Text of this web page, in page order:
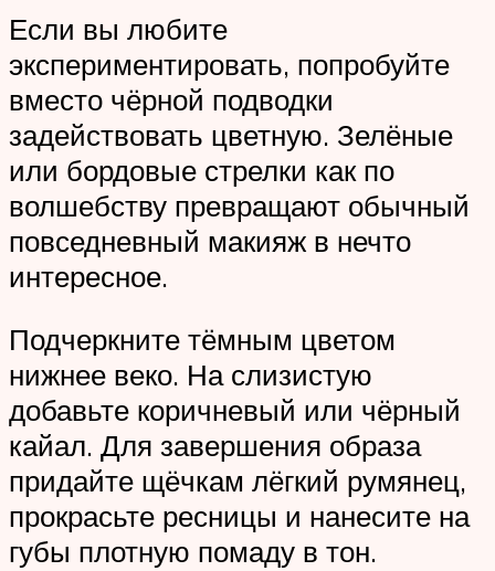
Если вы любите
экспериментировать, попробуйте
вместо чёрной подводки
задействовать цветную. Зелёные
или бордовые стрелки как по
волшебству превращают обычный
повседневный макияж в нечто
интересное.
Подчеркните тёмным цветом
нижнее веко. На слизистую
добавьте коричневый или чёрный
кайал. Для завершения образа
придайте щёчкам лёгкий румянец,
прокрасьте ресницы и нанесите на
губы плотную помаду в тон.